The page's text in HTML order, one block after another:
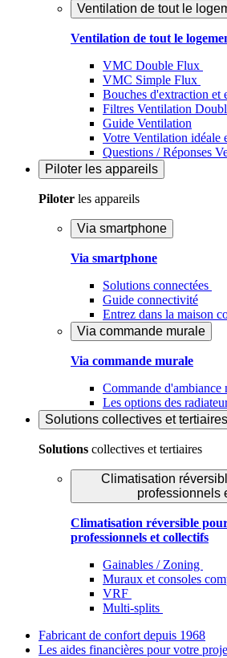
Ventilation de tout le
Ventilation de tout le
VMC Double Flux
VMC Simple Flux
Bouches d'extraction et
Filtres Ventilation
Guide Ventilation
Votre Ventilation idéale
Questions / Réponses
Piloter les appareils
Piloter les appareils
Via smartphone
Via smartphone
Solutions connectées
Guide connectivité
Entrez dans la maison
Via commande murale
Via commande murale
Commande d'ambiance
Les options des
Solutions collectives et tertiaires
Solutions collectives et tertiaires
Climatisation
professionnels
Climatisation réversible
professionnels et collectifs
Gainables / Zoning
Muraux et consoles
VRF
Multi-splits
Fabricant de confort depuis 1968
Les aides financières pour votre